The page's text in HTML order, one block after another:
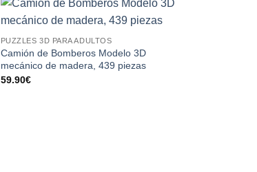
PUZZLES 3D PARA ADULTOS
Camión de Bomberos Modelo 3D
mecánico de madera, 439 piezas
59.90€